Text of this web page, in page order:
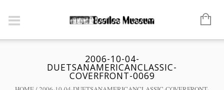
2006-10-04-
DUETSANAMERICANCLASSIC-
COVERFRONT-0069